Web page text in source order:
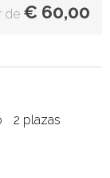
de € 60,00
2 plazas